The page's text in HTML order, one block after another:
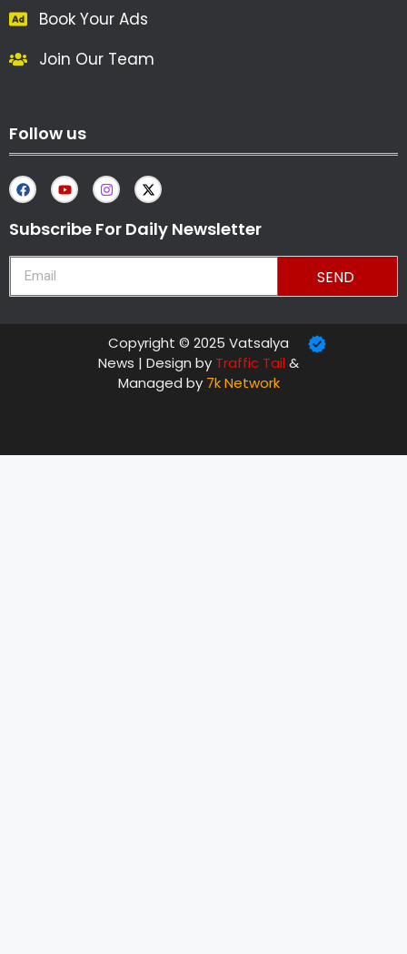
Book Your Ads
Join Our Team
Follow us
Subscribe For Daily Newsletter
SEND
Copyright © 2025 Vatsalya
News | Design by Traffic Tail&
Managed by 7k Network